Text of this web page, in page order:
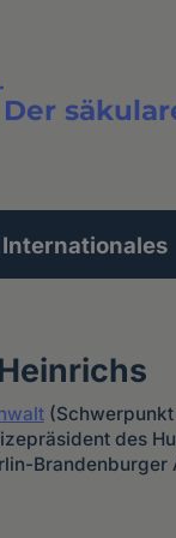
Der
Volltextsuche
Internationales
(Schwerpunkt
des
Brandenburger